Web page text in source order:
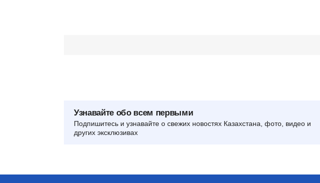
Узнавайте обо всем первыми
Подпишитесь и узнавайте о свежих новостях Казахстана, фото, видео и
других эксклюзивах